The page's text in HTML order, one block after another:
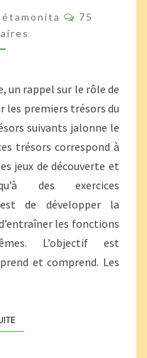
75
un rappel sur le rôle de
les premiers trésors du
suivants jalonne le
trésors correspond à
jeux de découverte et
des exercices
est de développer la
les fonctions
L’objectif est
et comprend. Les
LIRE LA SUITE